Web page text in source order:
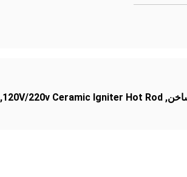
,
120V/220v Ceramic Igniter Hot Rod
,